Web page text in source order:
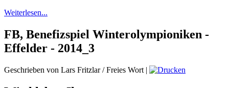
Weiterlesen...
FB, Benefizspiel Winterolympioniken -
Effelder - 2014_3
Geschrieben von Lars Fritzlar / Freies Wort |